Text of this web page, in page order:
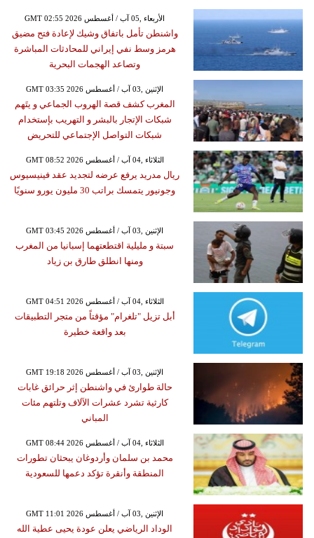
GMT 02:55 2026 الأربعاء ,05 آب / أغسطس
واشنطن تأمل باتفاق وشيك لإعادة فتح مضيق
هرمز وسط نفي إيراني للمحادثات المباشرة
وتصاعد الهجمات البحرية
GMT 03:35 2026 الإثنين ,03 آب / أغسطس
المغرب كشف قصة الهروب الجماعي و يتَهم
شبكات الإتجار بالبشر و التهريب بإستخدام
شبكات التواصل الإجتماعي للتحريض
GMT 08:52 2026 الثلاثاء ,04 آب / أغسطس
ريال مدريد يرفع عرضه لتجديد عقد فينيسيوس
وجونيور يتمسك براتب 30 مليون يورو سنويًا
GMT 03:45 2026 الإثنين ,03 آب / أغسطس
سبتة و مليلية اقتطعتهما إسبانيا من المغرب
ومنها انطلق طارق بن زياد
GMT 04:51 2026 الثلاثاء ,04 آب / أغسطس
أبل تزيل "تلغرام" مؤقتاً من متجر التطبيقات
بعد واقعة خطيرة
GMT 19:18 2026 الإثنين ,03 آب / أغسطس
حالة طوارئ في واشنطن إثر حرائق غابات
كارثية تشرد عشرات الآلاف وتلتهم مئات
المباني
GMT 08:44 2026 الثلاثاء ,04 آب / أغسطس
محمد بن سلمان وأردوغان يبحثان تطورات
المنطقة وأنقرة تؤكد دعمها للسعودية
GMT 11:01 2026 الإثنين ,03 آب / أغسطس
الوداد الرياضي يعلن عودة يحيى عطية الله